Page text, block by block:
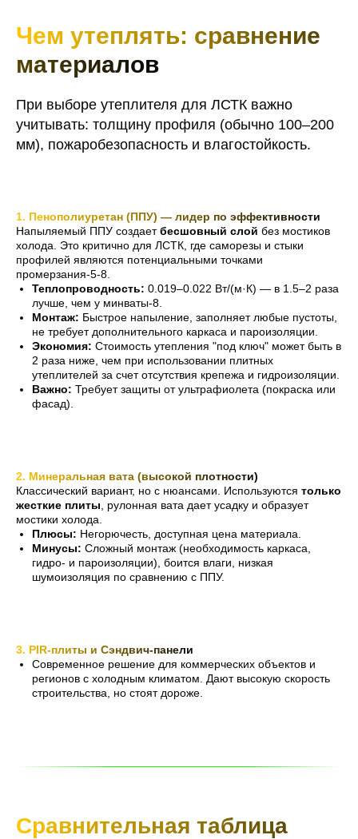
Чем утеплять: сравнение
материалов
При выборе утеплителя для ЛСТК важно
учитывать: толщину профиля (обычно 100–200
мм), пожаробезопасность и влагостойкость.
1. Пенополиуретан (ППУ) — лидер по эффективности
Напыляемый ППУ создаетбесшовный слой без мостиков
холода. Это критично для ЛСТК, где саморезы и стыки
профилей являются потенциальными точками
промерзания-5-8.
Теплопроводность: 0.019–0.022 Вт/(м·К) — в 1.5–2 раза
лучше, чем у минваты-8.
Монтаж: Быстрое напыление, заполняет любые пустоты,
не требует дополнительного каркаса и пароизоляции.
Экономия: Стоимость утепления "под ключ" может быть в
2 раза ниже, чем при использовании плитных
утеплителей за счет отсутствия крепежа и гидроизоляции.
Важно: Требует защиты от ультрафиолета (покраска или
фасад).
2. Минеральная вата (высокой плотности)
Классический вариант, но с нюансами. Используются только
жесткие плиты , рулонная вата дает усадку и образует
мостики холода.
Плюсы: Негорючесть, доступная цена материала.
Минусы: Сложный монтаж (необходимость каркаса,
гидро- и пароизоляции), боится влаги, низкая
шумоизоляция по сравнению с ППУ.
3. PIR-плиты и Сэндвич-панели
Современное решение для коммерческих объектов и
регионов с холодным климатом. Дают высокую скорость
строительства, но стоят дороже.
Сравнительная таблица